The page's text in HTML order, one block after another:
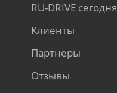
RU-DRIVE сегодня
Клиенты
Партнеры
Отзывы